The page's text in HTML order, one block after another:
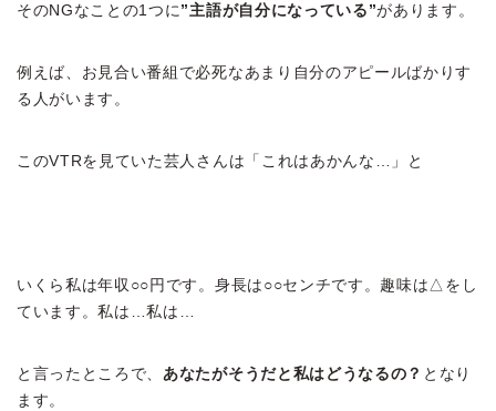
そのNGなことの1つに ”主語が自分になっている”があります。
例えば、お見合い番組で必死なあまり自分のアピールばかりす
る人がいます。
このVTRを見ていた芸人さんは「これはあかんな…」と
いくら私は年収○○円です。身長は○○センチです。趣味は△をし
ています。私は…私は…
と言ったところで、 あなたがそうだと私はどうなるの？ となり
ます。